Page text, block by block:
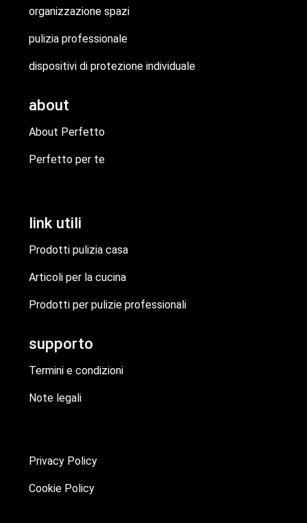
organizzazione spazi
pulizia professionale
dispositivi di protezione individuale
about
About Perfetto
Perfetto per te
link utili
Prodotti pulizia casa
Articoli per la cucina
Prodotti per pulizie professionali
supporto
Termini e condizioni
Note legali
Privacy Policy
Cookie Policy